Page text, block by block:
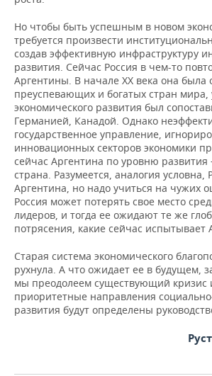
Но чтобы быть успешным в новом
требуется произвести
создав эффективную инфраструктуру
развития. Сейчас Россия в чем-то
Аргентины. В начале XX века она была
преуспевающих и богатых стран мира,
экономического развития был
Германией, Канадой. Однако
государственное управление,
инновационных секторов экономики
сейчас Аргентина по уровню
страна. Разумеется, аналогия условна,
Аргентина, но надо учиться на чужих
Россия может потерять свое место
лидеров, и тогда ее ожидают те же
потрясения, какие сейчас испытывает
Старая система экономического
рухнула. А что ожидает ее в будущем,
мы преодолеем существующий кризис
приоритетные направления
развития будут определены